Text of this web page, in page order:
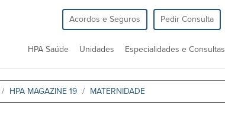
Acordos e Seguros Pedir Consulta
HPA Saúde Unidades Especialidades e Consultas
HPA MAGAZINE 19 MATERNIDADE